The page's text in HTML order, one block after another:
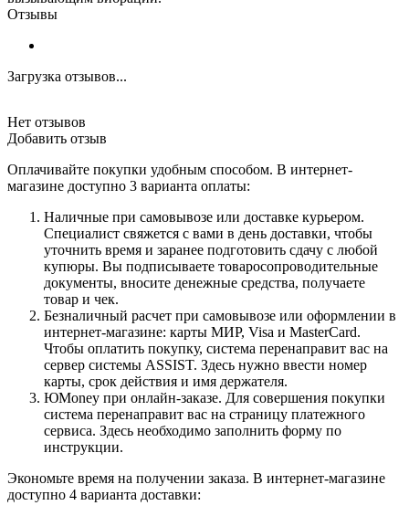
Отзывы
Загрузка отзывов...
Нет отзывов
Добавить отзыв
Оплачивайте покупки удобным способом. В интернет-
магазине доступно 3 варианта оплаты:
Наличные при самовывозе или доставке курьером.
Специалист свяжется с вами в день доставки, чтобы
уточнить время и заранее подготовить сдачу с любой
купюры. Вы подписываете товаросопроводительные
документы, вносите денежные средства, получаете
товар и чек.
Безналичный расчет при самовывозе или оформлении в
интернет-магазине: карты МИР, Visa и MasterCard.
Чтобы оплатить покупку, система перенаправит вас на
сервер системы ASSIST. Здесь нужно ввести номер
карты, срок действия и имя держателя.
ЮMoney при онлайн-заказе. Для совершения покупки
система перенаправит вас на страницу платежного
сервиса. Здесь необходимо заполнить форму по
инструкции.
Экономьте время на получении заказа. В интернет-магазине
доступно 4 варианта доставки: